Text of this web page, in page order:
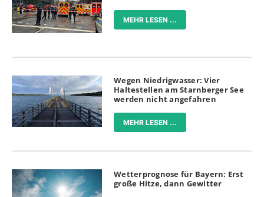
MEHR LESEN ...
Wegen Niedrigwasser: Vier
Haltestellen am Starnberger See
werden nicht angefahren
MEHR LESEN ...
Wetterprognose für Bayern: Erst
große Hitze, dann Gewitter